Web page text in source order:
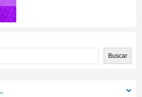
Buscar